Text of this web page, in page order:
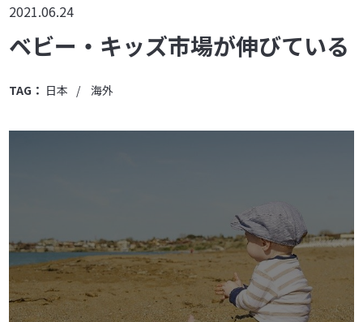
2021.06.24
ベビー・キッズ市場が伸びている
TAG： 日本 海外